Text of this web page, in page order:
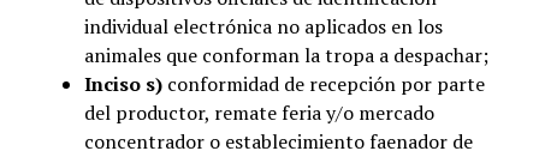
individual electrónica no aplicados en los
animales que conforman la tropa a despachar;
Inciso s) conformidad de recepción por parte
del productor, remate feria y/o mercado
concentrador o establecimiento faenador de